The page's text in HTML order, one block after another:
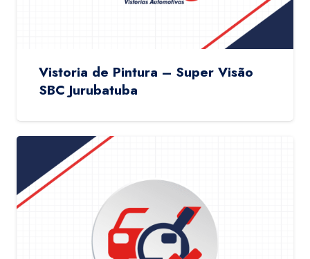
Vistoria de Pintura – Super Visão
SBC Jurubatuba